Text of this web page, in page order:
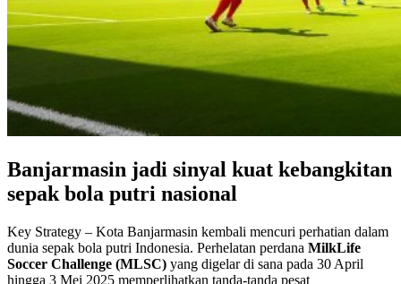
Banjarmasin jadi sinyal kuat kebangkitan
sepak bola putri nasional
Key Strategy – Kota Banjarmasin kembali mencuri perhatian dalam
dunia sepak bola putri Indonesia. Perhelatan perdana MilkLife
Soccer Challenge (MLSC) yang digelar di sana pada 30 April
hingga 3 Mei 2025 memperlihatkan tanda-tanda pesat